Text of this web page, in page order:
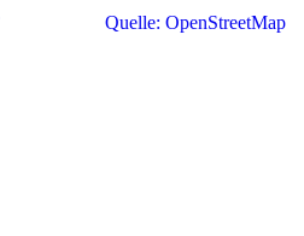
Quelle: OpenStreetMap